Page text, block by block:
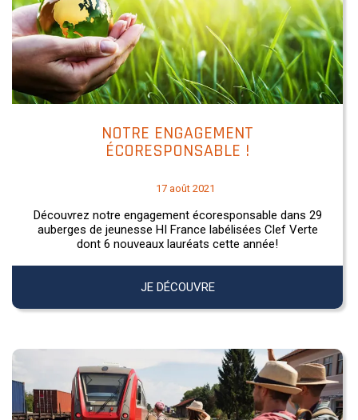
NOTRE ENGAGEMENT
ÉCORESPONSABLE !
17 août 2021
Découvrez notre engagement écoresponsable dans 29
auberges de jeunesse HI France labélisées Clef Verte
dont 6 nouveaux lauréats cette année!
JE DÉCOUVRE